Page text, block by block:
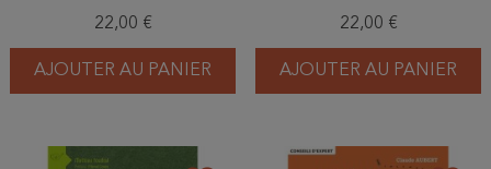
22,00 €
AJOUTER AU PANIER
22,00 €
AJOUTER AU PANIER